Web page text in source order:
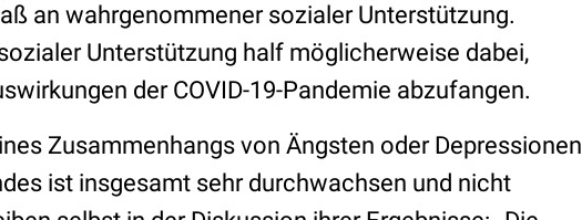
an wahrgenommener sozialer Unterstützung.
Unterstützung half möglicherweise dabei,
der COVID-19-Pandemie abzufangen.
Zusammenhangs von Ängsten oder Depressionen
ist insgesamt sehr durchwachsen und nicht